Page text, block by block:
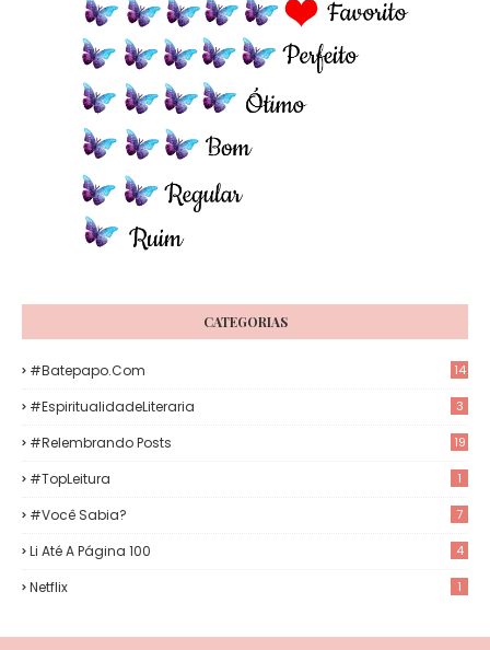
CATEGORIAS
#Batepapo.com 14
#EspiritualidadeLiteraria 3
#Relembrando Posts 19
#TopLeitura 1
#Você Sabia? 7
Li Até A Página 100 4
Netflix 1